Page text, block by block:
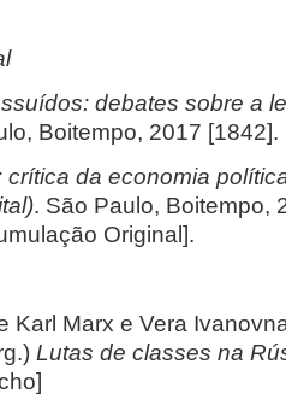
debates sobre a
Boitempo, 2017 [1842].
crítica da economia
. São Paulo, Boitempo,
Original].
Karl Marx e Vera
Lutas de classes na